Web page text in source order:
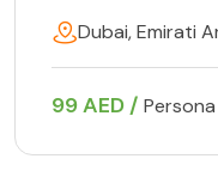
Dubai, Emirati
99 AED / Persona